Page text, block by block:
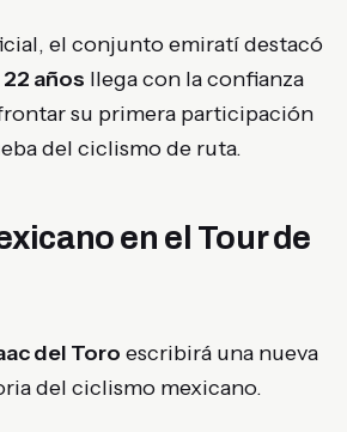
el conjunto emiratí destacó
22 años llega con la confianza
su primera participación
del ciclismo de ruta.
en el Tour de
del Toro escribirá una nueva
del ciclismo mexicano.